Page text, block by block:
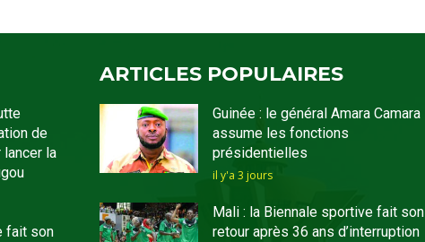
de
lancer la
fait son
ARTICLES POPULAIRES
Guinée : le général Amara Camara
assume les fonctions
présidentielles
il y'a 3 jours
Mali : la Biennale sportive fait son
retour après 36 ans d’interruption